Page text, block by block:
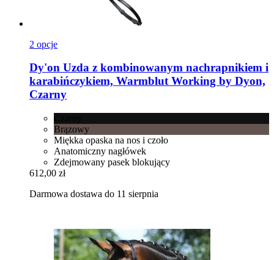
2 opcje
Dy'on Uzda z kombinowanym nachrapnikiem i
karabińczykiem, Warmblut Working by Dyon,
Czarny
Brązowy
Miękka opaska na nos i czoło
Anatomiczny nagłówek
Zdejmowany pasek blokujący
612,00 zł
Darmowa dostawa do 11 sierpnia